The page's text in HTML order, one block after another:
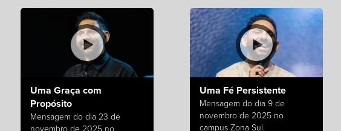
Uma Graça com
Propósito
Mensagem do dia 23 de
novembro de 2025 no
Uma Fé Persistente
Mensagem do dia 9 de
novembro de 2025 no
campus Zona Sul.